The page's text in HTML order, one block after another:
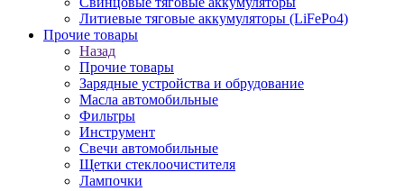
Литиевые тяговые аккумуляторы (LiFePo4)
Прочие товары
Назад
Прочие товары
Зарядные устройства и обрудование
Масла автомобильные
Фильтры
Инструмент
Свечи автомобильные
Щетки стеклоочистителя
Лампочки